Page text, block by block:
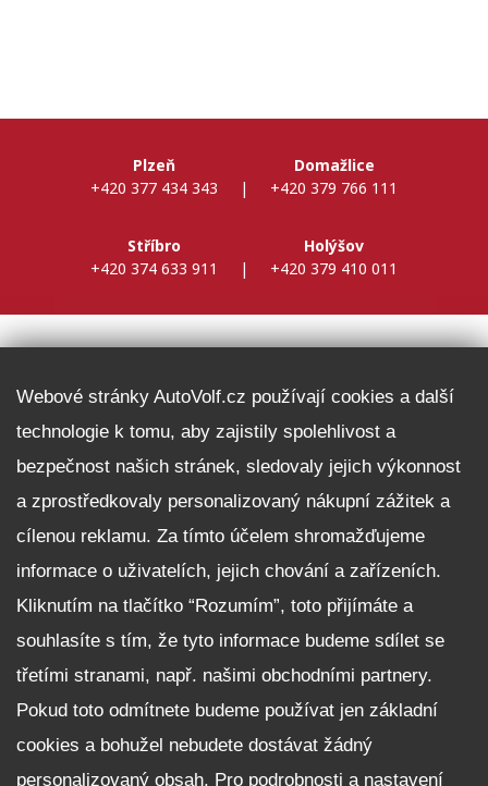
Plzeň
+420 377 434 343
|
Domažlice
+420 379 766 111
Stříbro
+420 374 633 911
|
Holýšov
+420 379 410 011
Fleet program Škoda
Nabídka zaměstnání
Facebook
Reklamační řád
Zásady zpracování osobních údajů pro zákazníky
Upozornění pro věřitele a společníky na jejich práva
Nastavení cookies
Webové stránky AutoVolf.cz používají cookies a další
technologie k tomu, aby zajistily spolehlivost a
bezpečnost našich stránek, sledovaly jejich výkonnost
a zprostředkovaly personalizovaný nákupní zážitek a
cílenou reklamu. Za tímto účelem shromažďujeme
informace o uživatelích, jejich chování a zařízeních.
Kliknutím na tlačítko “Rozumím”, toto přijímáte a
souhlasíte s tím, že tyto informace budeme sdílet se
třetími stranami, např. našimi obchodními partnery.
Pokud toto odmítnete budeme používat jen základní
cookies a bohužel nebudete dostávat žádný
personalizovaný obsah. Pro podrobnosti a nastavení